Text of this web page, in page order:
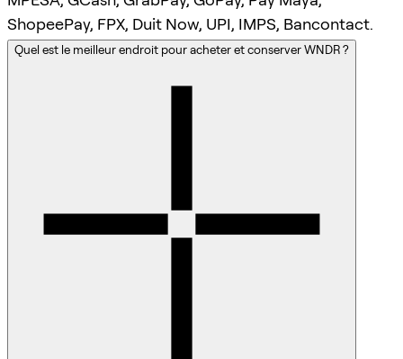
ShopeePay, FPX, Duit Now, UPI, IMPS, Bancontact.
Quel est le meilleur endroit pour acheter et conserver WNDR ?